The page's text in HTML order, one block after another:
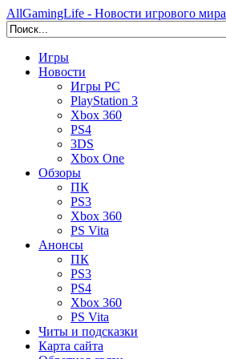
AllGamingLife - Новости игрового мира
Игры
Новости
Игры PC
PlayStation 3
Xbox 360
PS4
3DS
Xbox One
Обзоры
ПК
PS3
Xbox 360
PS Vita
Анонсы
ПК
PS3
PS4
Xbox 360
PS Vita
Читы и подсказки
Карта сайта